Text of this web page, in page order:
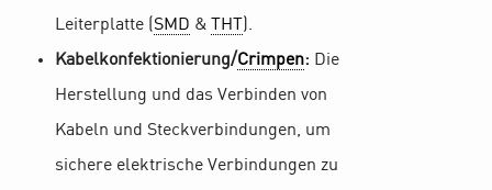
Leiterplatte ( SMD & THT
).
Kabelkonfektionierung/Crimpen: Die
Herstellung und das Verbinden von
Kabeln und Steckverbindungen, um
sichere elektrische Verbindungen zu